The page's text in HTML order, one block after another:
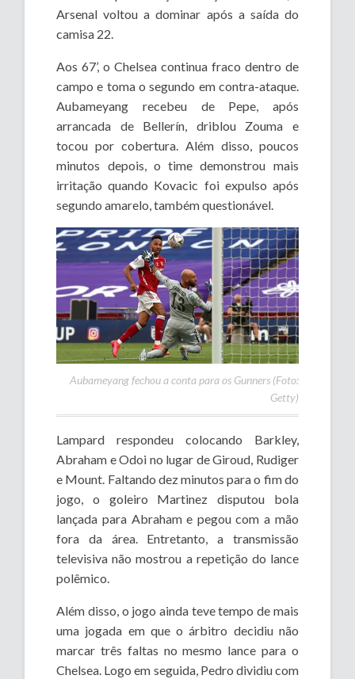
Arsenal voltou a dominar após a saída do
camisa 22.
Aos 67’, o Chelsea continua fraco dentro de
campo e toma o segundo em contra-ataque.
Aubameyang recebeu de Pepe, após
arrancada de Bellerín, driblou Zouma e
tocou por cobertura. Além disso, poucos
minutos depois, o time demonstrou mais
irritação quando Kovacic foi expulso após
segundo amarelo, também questionável.
Aubameyang fechou a conta para os Gunners (Foto:
Getty)
Lampard respondeu colocando Barkley,
Abraham e Odoi no lugar de Giroud, Rudiger
e Mount. Faltando dez minutos para o fim do
jogo, o goleiro Martinez disputou bola
lançada para Abraham e pegou com a mão
fora da área. Entretanto, a transmissão
televisiva não mostrou a repetição do lance
polêmico.
Além disso, o jogo ainda teve tempo de mais
uma jogada em que o árbitro decidiu não
marcar três faltas no mesmo lance para o
Chelsea. Logo em seguida, Pedro dividiu com